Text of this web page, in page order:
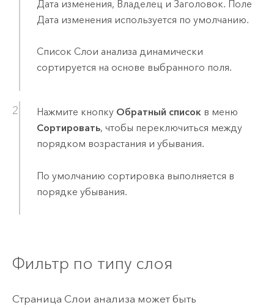
Дата изменения, Владелец и Заголовок. Поле
Дата изменения используется по умолчанию.
Список Слои анализа динамически
сортируется на основе выбранного поля.
Нажмите кнопку Обратный списокв меню
Сортировать, чтобы переключиться между
порядком возрастания и убывания.
По умолчанию сортировка выполняется в
порядке убывания.
Фильтр по типу слоя
Страница Слои анализа может быть